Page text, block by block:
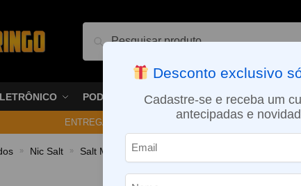
Pesquisar
PODS VAPORIZADOR DE ERVAS E-
ENTREGA NO MESMO DIA EM SÃO PAULO (SEG A
» Nic Salt » Salt Mentolados
Desconto exclusivo
Cadastre-se e receba um
antecipadas e